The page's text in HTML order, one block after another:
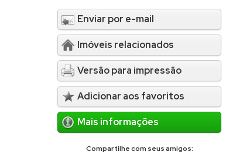
Enviar por e-mail
Imóveis relacionados
Versão para impressão
Adicionar aos favoritos
Mais informações
Compartilhe com seus amigos: